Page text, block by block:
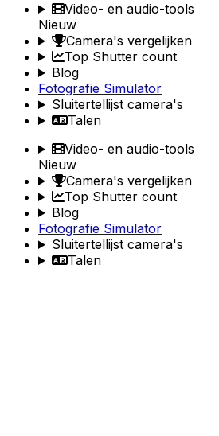
Video- en audio-tools
Nieuw
Camera's vergelijken
Top Shutter count
Blog
Fotografie Simulator
Sluitertellijst camera's
Talen
Video- en audio-tools
Nieuw
Camera's vergelijken
Top Shutter count
Blog
Fotografie Simulator
Sluitertellijst camera's
Talen